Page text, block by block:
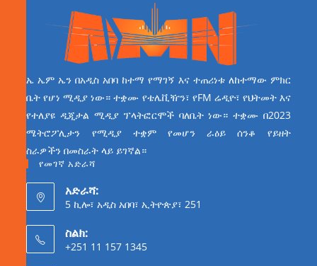
ኤ ኤም ኤን በአዲስ አበባ ከተማ የማገኝ እና ተጠሪነቱ ለከተማው ምክር
ቤት የሆነ ሚዲያ ነው። ተቋሙ የቴሌቪዥን፣ የFM ሬዲዮ፣ የህትመት እና
የተለያዩ ዲጂታል ሚዲያ ፕላትፎርሞች ባለቤት ነው። ተቋሙ በ2023
ሜትሮፖሊታን የሚዲያ ተቋም የመሆን ራዕይ ሰንቆ የይዘት
ስራዎችን በመስራት ላይ ይገኛል።
የመገኛ አድራሻ
አድራሻ:
5 ኪሎ፣ አዲስ አበባ፣ ኢትዮጵያ፣ 251
ስልክ:
+251 11 157 1345